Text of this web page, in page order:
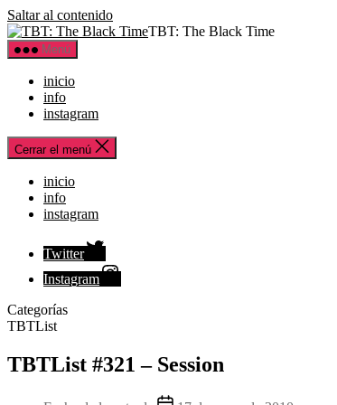
Saltar al contenido
TBT: The Black Time
Menú
inicio
info
instagram
Cerrar el menú
inicio
info
instagram
Twitter
Instagram
Categorías
TBTList
TBTList #321 – Session